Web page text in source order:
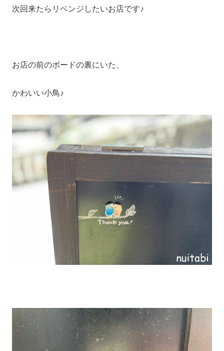
次回来たらリベンジしたいお店です♪
お店の前のボードの裏にいた、
かわいい小鳥♪